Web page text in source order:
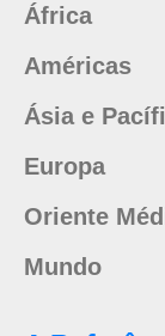
África
Américas
Ásia e
Europa
Oriente
Mundo